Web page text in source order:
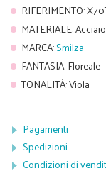
RIFERIMENTO:
MATERIALE:
MARCA:Smilza
FANTASIA:Floreale
TONALITÀ:Viola
Pagamenti
Spedizioni
Condizioni di